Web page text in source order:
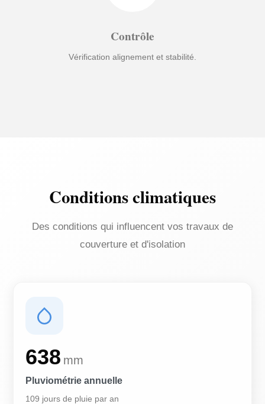
Contrôle
Vérification alignement et stabilité.
Conditions climatiques
Des conditions qui influencent vos travaux de
couverture et d'isolation
638 mm
Pluviométrie annuelle
109 jours de pluie par an